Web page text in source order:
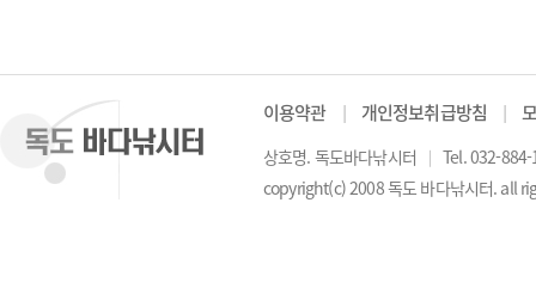
이용약관 │ 개인정보취급방침 │
상호명. 독도바다낚시터 │ Tel. 032-
copyright(c) 2008 독도 바다낚시터. all